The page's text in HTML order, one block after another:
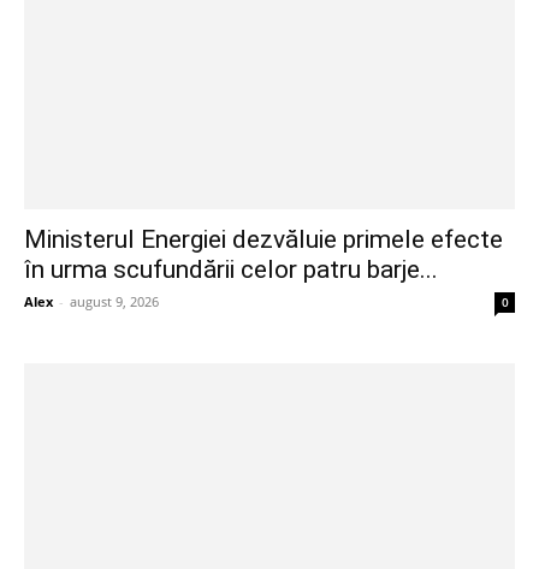
Ministerul Energiei dezvăluie primele efecte
în urma scufundării celor patru barje...
Alex - august 9, 2026 0